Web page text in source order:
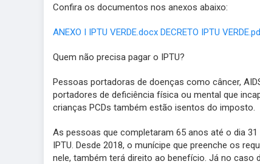
Confira os documentos nos anexos abaixo:
ANEXO I IPTU VERDE.docx DECRETO IPTU
Quem não precisa pagar o IPTU?
Pessoas portadoras de doenças como câncer,
portadores de deficiência física ou mental que
crianças PCDs também estão isentos do imposto.
As pessoas que completaram 65 anos até o dia
IPTU. Desde 2018, o munícipe que preenche os
nele, também terá direito ao benefício. Já no caso